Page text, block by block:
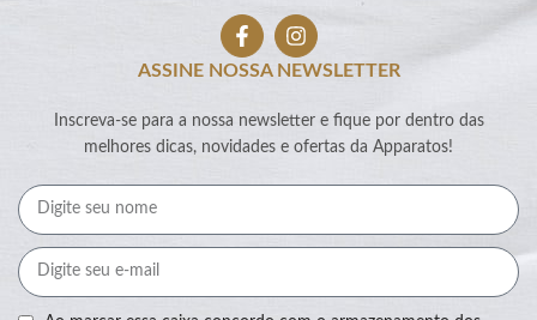
ASSINE NOSSA NEWSLETTER
Inscreva-se para a nossa newsletter e fique por dentro das
melhores dicas, novidades e ofertas da Apparatos!